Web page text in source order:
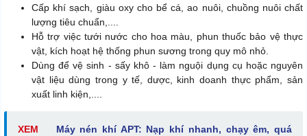
Cấp khí sạch, giàu oxy cho bể cá, ao nuôi, chuồng nuôi chất
lượng tiêu chuẩn,....
Hỗ trợ việc tưới nước cho hoa màu, phun thuốc bảo vệ thực
vật, kích hoạt hệ thống phun sương trong quy mô nhỏ.
Dùng để vệ sinh - sấy khô - làm nguội dụng cụ hoặc nguyên
vật liệu dùng trong y tế, dược, kinh doanh thực phẩm, sản
xuất linh kiện,....
XEM
Máy nén khí APT: Nạp khí nhanh, chạy êm, quá